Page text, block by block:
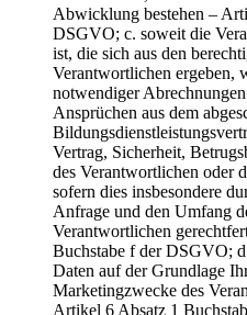
Abwicklung bestehen –
DSGVO; c. soweit die
ist, die sich aus den
Verantwortlichen ergeben,
notwendiger
Ansprüchen aus dem
Vertrag, Sicherheit,
des Verantwortlichen oder
sofern dies insbesondere
Anfrage und den Umfang
Verantwortlichen
Buchstabe f der DSGVO;
Daten auf der Grundlage
Marketingzwecke des
Artikel 6 Absatz 1